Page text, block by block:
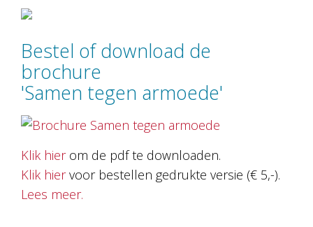
Bestel of download de
brochure
'Samen tegen armoede'
Klik hierom de pdf te downloaden.
Klik hiervoor bestellen gedrukte versie (€ 5,-).
Lees meer.